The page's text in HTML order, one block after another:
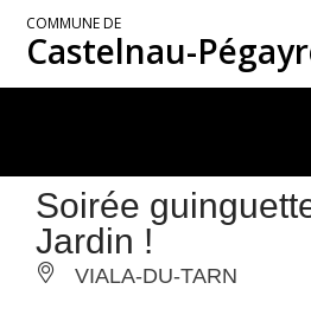
COMMUNE DE
Castelnau-
Soirée
Jardin !
VIALA-DU-TARN